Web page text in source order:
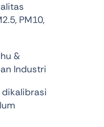
PM10,
&
Industri
dikalibrasi